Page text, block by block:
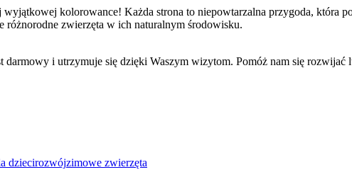
kolorowance! Każda strona to niepowtarzalna przygoda, która
różnorodne zwierzęta w ich naturalnym środowisku.
darmowy i utrzymuje się dzięki Waszym wizytom. Pomóż nam się
dziecirozwójzimowe zwierzęta